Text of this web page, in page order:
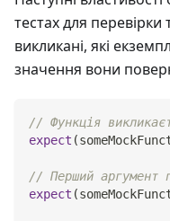
тестах для перевірки
викликані, які
значення вони
// Функція
expect (
// Перший
expect (